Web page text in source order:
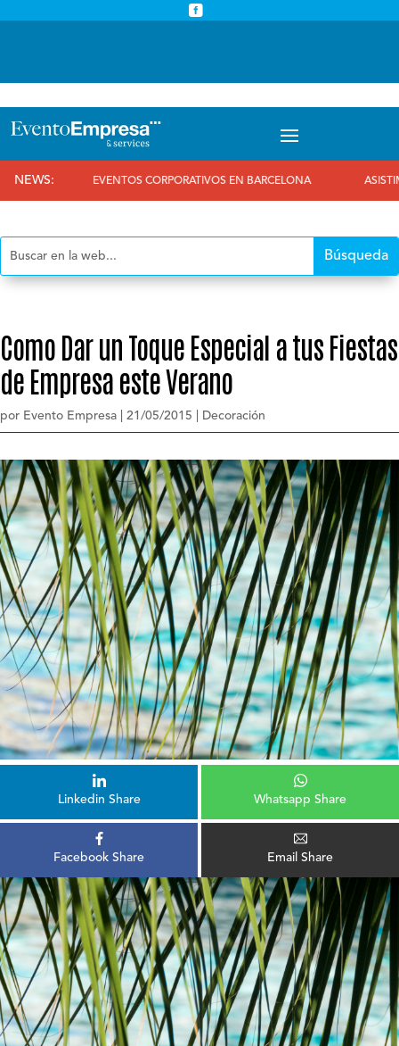

NEWS:EVENTOS CORPORATIVOS EN BARCELONA ASISTIMOS AL 25
Como Dar un Toque Especial a tus Fiestas
de Empresa este Verano
por Evento Empresa 21/05/2015 Decoración
Linkedin Share Whatsapp Share
Facebook Share Email Share